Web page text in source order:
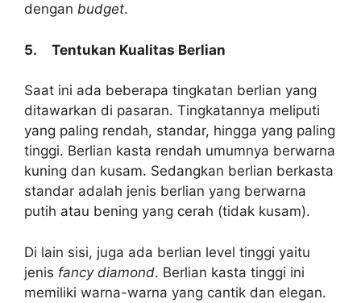
dengan budget.
5. Tentukan Kualitas Berlian
Saat ini ada beberapa tingkatan berlian yang
ditawarkan di pasaran. Tingkatannya meliputi
yang paling rendah, standar, hingga yang paling
tinggi. Berlian kasta rendah umumnya berwarna
kuning dan kusam. Sedangkan berlian berkasta
standar adalah jenis berlian yang berwarna
putih atau bening yang cerah (tidak kusam).
Di lain sisi, juga ada berlian level tinggi yaitu
jenis fancy diamond. Berlian kasta tinggi ini
memiliki warna-warna yang cantik dan elegan.